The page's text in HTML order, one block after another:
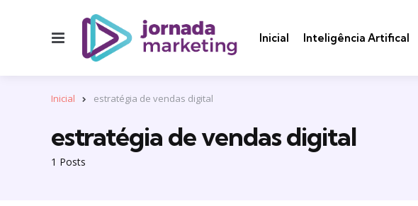
Inicial Inteligência Artifical
Inicial estratégia de vendas digital
1 Posts
estratégia de vendas digital